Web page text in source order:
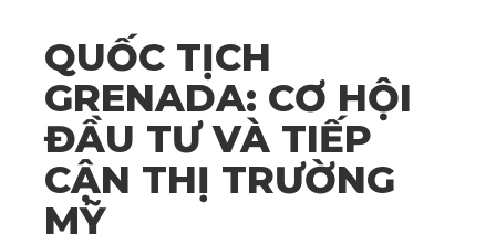
QUỐC TỊCH
GRENADA: CƠ HỘI
ĐẦU TƯ VÀ TIẾP
CẬN THỊ TRƯỜNG
MỸ